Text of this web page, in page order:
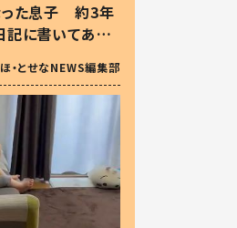
った息子 約3年
記に書いてあっ
ほ・とせなNEWS編集部